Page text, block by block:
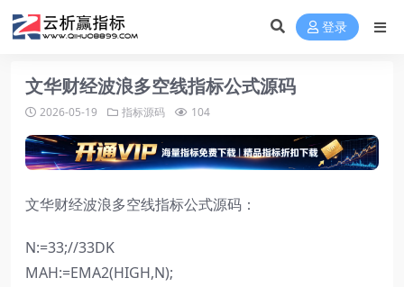
登录
文华财经波浪多空线指标公式源码
2026-05-19 指标源码 104
文华财经波浪多空线指标公式源码：
N:=33;//33DK
MAH:=EMA2(HIGH,N);